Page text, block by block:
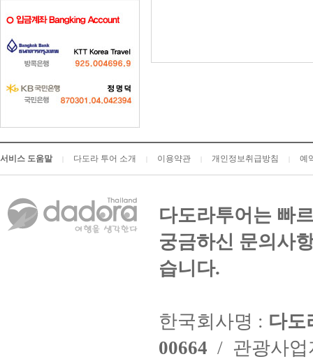
서비스 도움말 다도라 투어 소개 이용약관 개인정보취급방침 예
다도라투어는 빠
궁금하신 문의사
습니다.
한국회사명 : 다도
00664 / 관광사